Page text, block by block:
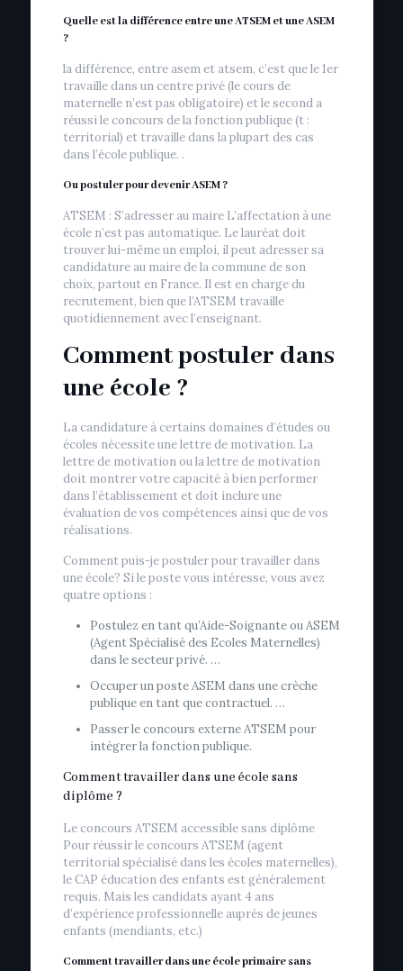
Quelle est la différence entre une ATSEM et une ASEM
?
la différence, entre asem et atsem, c’est que le 1er
travaille dans un centre privé (le cours de
maternelle n’est pas obligatoire) et le second a
réussi le concours de la fonction publique (t :
territorial) et travaille dans la plupart des cas
dans l’école publique. .
Ou postuler pour devenir ASEM ?
ATSEM : S’adresser au maire L’affectation à une
école n’est pas automatique. Le lauréat doit
trouver lui-même un emploi, il peut adresser sa
candidature au maire de la commune de son
choix, partout en France. Il est en charge du
recrutement, bien que l’ATSEM travaille
quotidiennement avec l’enseignant.
Comment postuler dans
une école ?
La candidature à certains domaines d’études ou
écoles nécessite une lettre de motivation. La
lettre de motivation ou la lettre de motivation
doit montrer votre capacité à bien performer
dans l’établissement et doit inclure une
évaluation de vos compétences ainsi que de vos
réalisations.
Comment puis-je postuler pour travailler dans
une école? Si le poste vous intéresse, vous avez
quatre options :
Postulez en tant qu’Aide-Soignante ou ASEM
(Agent Spécialisé des Ecoles Maternelles)
dans le secteur privé. …
Occuper un poste ASEM dans une crèche
publique en tant que contractuel. …
Passer le concours externe ATSEM pour
intégrer la fonction publique.
Comment travailler dans une école sans
diplôme ?
Le concours ATSEM accessible sans diplôme
Pour réussir le concours ATSEM (agent
territorial spécialisé dans les écoles maternelles),
le CAP éducation des enfants est généralement
requis. Mais les candidats ayant 4 ans
d’expérience professionnelle auprès de jeunes
enfants (mendiants, etc.)
Comment travailler dans une école primaire sans